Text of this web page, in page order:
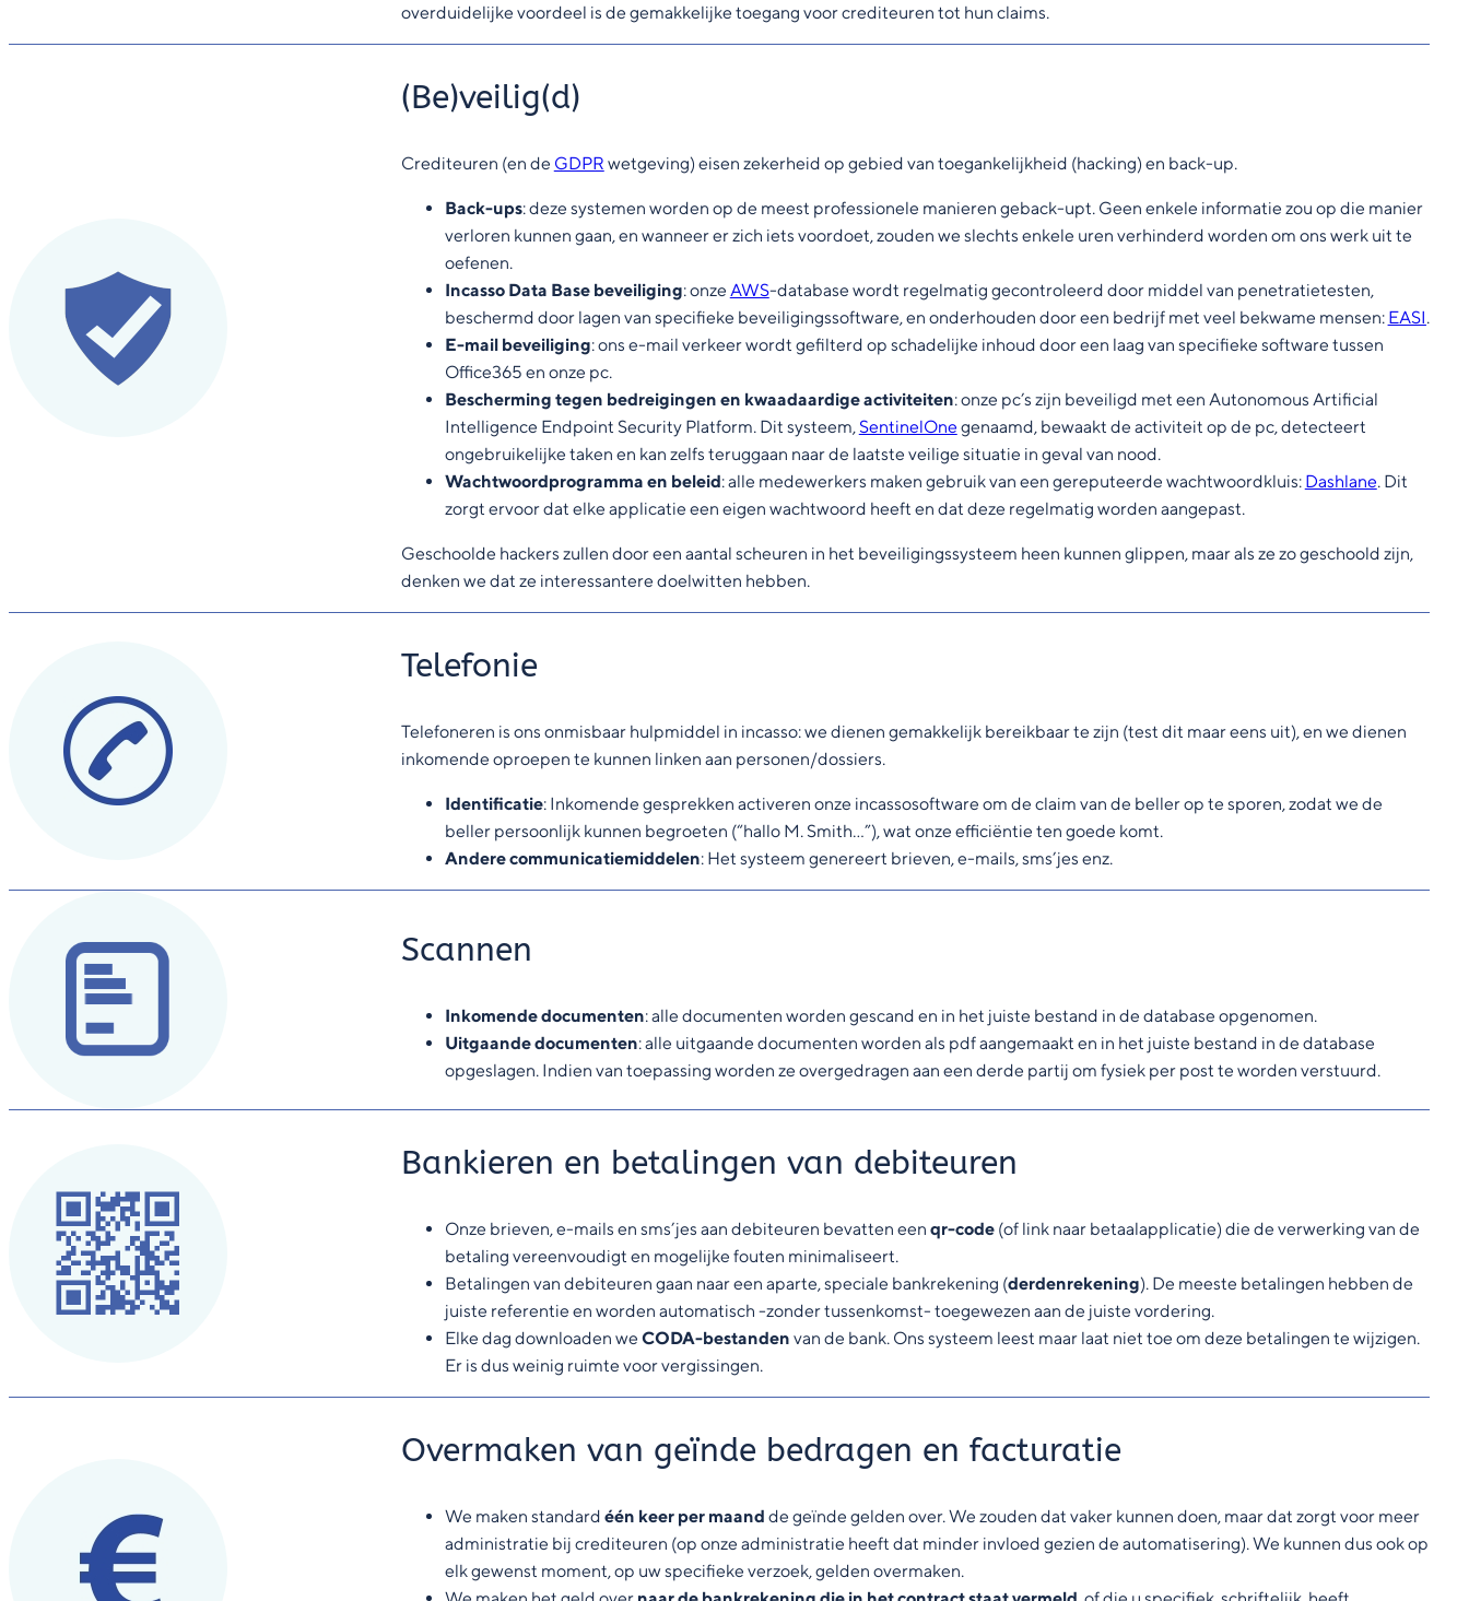
overduidelijke voordeel is de gemakkelijke toegang voor crediteuren tot hun claims.
(Be)veilig(d)
Crediteuren (en de GDPR wetgeving) eisen zekerheid op gebied van toegankelijkheid (hacking) en back-up.
Back-ups: deze systemen worden op de meest professionele manieren geback-upt. Geen enkele informatie zou op die manier
verloren kunnen gaan, en wanneer er zich iets voordoet, zouden we slechts enkele uren verhinderd worden om ons werk uit te
oefenen.
Incasso Data Base beveiliging: onze AWS-database wordt regelmatig gecontroleerd door middel van penetratietesten,
beschermd door lagen van specifieke beveiligingssoftware, en onderhouden door een bedrijf met veel bekwame mensen: EASI.
E-mail beveiliging: ons e-mail verkeer wordt gefilterd op schadelijke inhoud door een laag van specifieke software tussen
Office365 en onze pc.
Bescherming tegen bedreigingen en kwaadaardige activiteiten: onze pc’s zijn beveiligd met een Autonomous Artificial
Intelligence Endpoint Security Platform. Dit systeem, SentinelOne genaamd, bewaakt de activiteit op de pc, detecteert
ongebruikelijke taken en kan zelfs teruggaan naar de laatste veilige situatie in geval van nood.
Wachtwoordprogramma en beleid: alle medewerkers maken gebruik van een gereputeerde wachtwoordkluis: Dashlane. Dit
zorgt ervoor dat elke applicatie een eigen wachtwoord heeft en dat deze regelmatig worden aangepast.
Geschoolde hackers zullen door een aantal scheuren in het beveiligingssysteem heen kunnen glippen, maar als ze zo geschoold zijn,
denken we dat ze interessantere doelwitten hebben.
Telefonie
Telefoneren is ons onmisbaar hulpmiddel in incasso: we dienen gemakkelijk bereikbaar te zijn (test dit maar eens uit), en we dienen
inkomende oproepen te kunnen linken aan personen/dossiers.
Identificatie: Inkomende gesprekken activeren onze incassosoftware om de claim van de beller op te sporen, zodat we de
beller persoonlijk kunnen begroeten (“hallo M. Smith…”), wat onze efficiëntie ten goede komt.
Andere communicatiemiddelen: Het systeem genereert brieven, e-mails, sms’jes enz.
Scannen
Inkomende documenten: alle documenten worden gescand en in het juiste bestand in de database opgenomen.
Uitgaande documenten: alle uitgaande documenten worden als pdf aangemaakt en in het juiste bestand in de database
opgeslagen. Indien van toepassing worden ze overgedragen aan een derde partij om fysiek per post te worden verstuurd.
Bankieren en betalingen van debiteuren
Onze brieven, e-mails en sms’jes aan debiteuren bevatten een qr-code(of link naar betaalapplicatie) die de verwerking van de
betaling vereenvoudigt en mogelijke fouten minimaliseert.
Betalingen van debiteuren gaan naar een aparte, speciale bankrekening (derdenrekening). De meeste betalingen hebben de
juiste referentie en worden automatisch -zonder tussenkomst- toegewezen aan de juiste vordering.
Elke dag downloaden we CODA-bestanden van de bank. Ons systeem leest maar laat niet toe om deze betalingen te wijzigen.
Er is dus weinig ruimte voor vergissingen.
Overmaken van geïnde bedragen en facturatie
We maken standard één keer per maand de geïnde gelden over. We zouden dat vaker kunnen doen, maar dat zorgt voor meer
administratie bij crediteuren (op onze administratie heeft dat minder invloed gezien de automatisering). We kunnen dus ook op
elk gewenst moment, op uw specifieke verzoek, gelden overmaken.